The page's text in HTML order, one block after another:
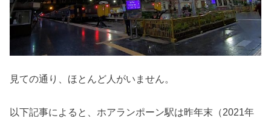
見ての通り、ほとんど人がいません。
以下記事によると、ホアランポーン駅は昨年末（2021年